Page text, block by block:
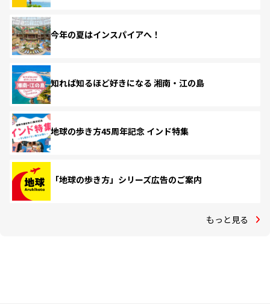
今年の夏はインスパイアへ！
知れば知るほど好きになる 湘南・江の島
地球の歩き方45周年記念 インド特集
「地球の歩き方」シリーズ広告のご案内
もっと見る